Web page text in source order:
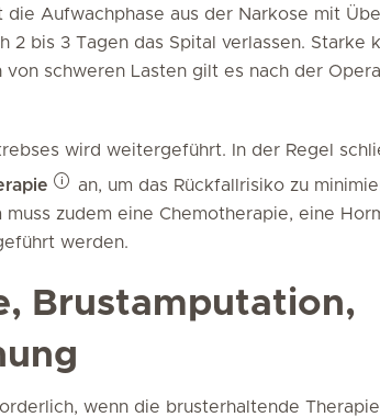
Aufwachphase aus der Narkose mit
2 bis 3 Tagen das Spital verlassen. Starke
von schweren Lasten gilt es nach der
wird weitergeführt. In der Regel
an, um das Rückfallrisiko zu
muss zudem eine Chemotherapie, eine
werden.
Brustamputation,
wenn die brusterhaltende